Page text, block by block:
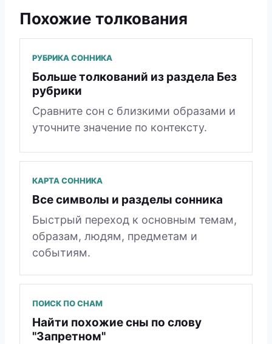
Похожие толкования
РУБРИКА СОННИКА
Больше толкований из раздела Без
рубрики
Сравните сон с близкими образами и
уточните значение по контексту.
КАРТА СОННИКА
Все символы и разделы сонника
Быстрый переход к основным темам,
образам, людям, предметам и
событиям.
ПОИСК ПО СНАМ
Найти похожие сны по слову
"Запретном"